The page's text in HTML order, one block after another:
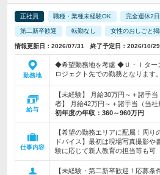
正社員 職種・業種未経験OK 完全週休2日
第二新卒歓迎 転勤なし 女性のおしごと掲
情報更新日：2026/07/31 終了予定日：2026/10/29
勤務地
◆希望勤務地を考慮 ◆Ｕ・Ｉター
ロジェクト先での勤務となります
給与
【未経験】 月給30万円～＋諸手
者】 月給42万円～＋諸手当（当社
初年度の年収： 360～960万円
仕事内容
【希望の勤務エリアに配属！周
ドバイス】最初は現場写真撮影
験に応じて新人教育の担当等も可
【未経験・第二新卒歓迎！応募